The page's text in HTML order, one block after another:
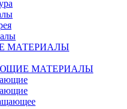
МАТЕРИАЛЫ
МАТЕРИАЛЫ